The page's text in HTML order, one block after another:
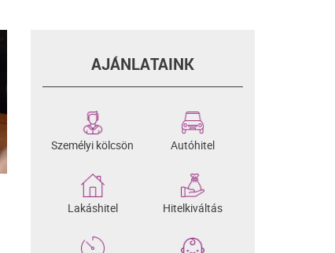
AJÁNLATAINK
Személyi kölcsön Autóhitel
Lakáshitel Hitelkiváltás